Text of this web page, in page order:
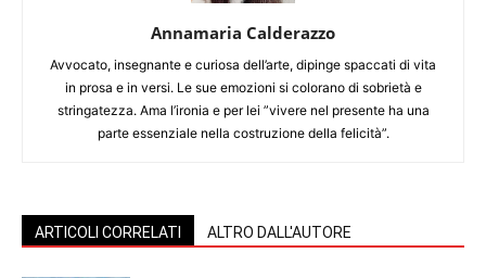
Annamaria Calderazzo
Avvocato, insegnante e curiosa dell’arte, dipinge spaccati di vita
in prosa e in versi. Le sue emozioni si colorano di sobrietà e
stringatezza. Ama l’ironia e per lei ”vivere nel presente ha una
parte essenziale nella costruzione della felicità”.
ARTICOLI CORRELATI ALTRO DALL'AUTORE